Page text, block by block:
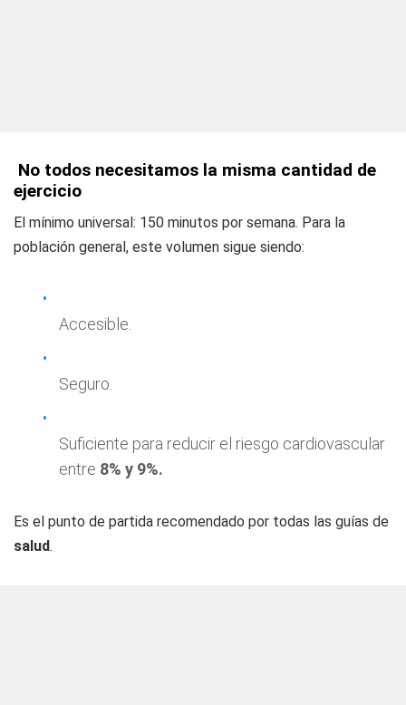
‍ No todos necesitamos la misma cantidad de
ejercicio
El mínimo universal: 150 minutos por semana. Para la
población general, este volumen sigue siendo:
Accesible.
Seguro.
Suficiente para reducir el riesgo cardiovascular
entre 8% y 9%.
Es el punto de partida recomendado por todas las guías de
salud.